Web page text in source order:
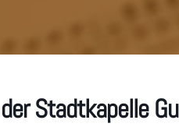
Stadtkapelle